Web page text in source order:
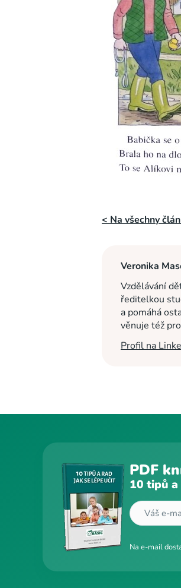
< Na všechny
Veronika
Vzdělávání
ředitelkou
a pomáhá
věnuje též
Profil na
PDF
10 tipů
Na e-mail